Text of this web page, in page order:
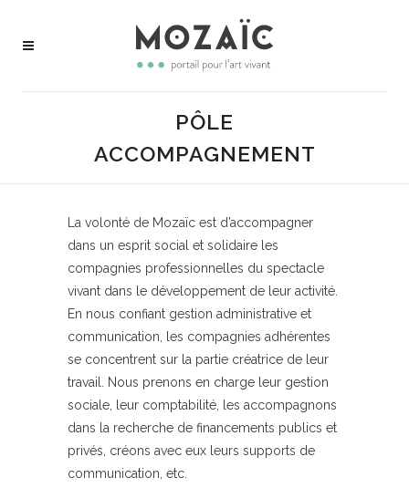
PÔLE
ACCOMPAGNEMENT
La volonté de Mozaïc est d’accompagner
dans un esprit social et solidaire les
compagnies professionnelles du spectacle
vivant dans le développement de leur activité.
En nous confiant gestion administrative et
communication, les compagnies adhérentes
se concentrent sur la partie créatrice de leur
travail. Nous prenons en charge leur gestion
sociale, leur comptabilité, les accompagnons
dans la recherche de financements publics et
privés, créons avec eux leurs supports de
communication, etc.